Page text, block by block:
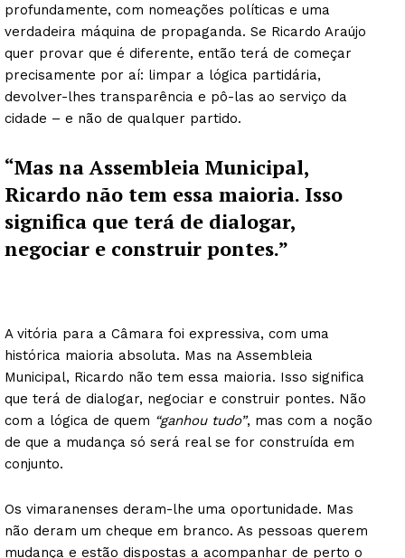
profundamente, com nomeações políticas e uma
verdadeira máquina de propaganda. Se Ricardo Araújo
quer provar que é diferente, então terá de começar
precisamente por aí: limpar a lógica partidária,
devolver-lhes transparência e pô-las ao serviço da
cidade – e não de qualquer partido.
“Mas na Assembleia Municipal,
Ricardo não tem essa maioria. Isso
significa que terá de dialogar,
negociar e construir pontes.”
A vitória para a Câmara foi expressiva, com uma
histórica maioria absoluta. Mas na Assembleia
Municipal, Ricardo não tem essa maioria. Isso significa
que terá de dialogar, negociar e construir pontes. Não
com a lógica de quem “ganhou tudo”, mas com a noção
de que a mudança só será real se for construída em
conjunto.
Os vimaranenses deram-lhe uma oportunidade. Mas
não deram um cheque em branco. As pessoas querem
mudança e estão dispostas a acompanhar de perto o